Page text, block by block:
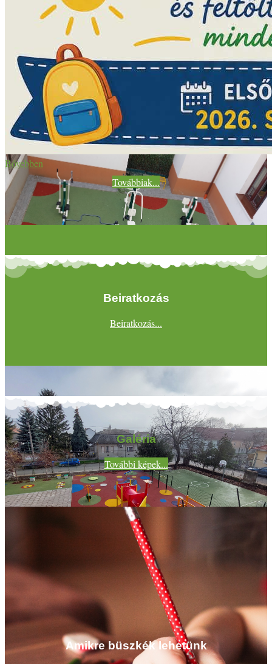
Bővebben
Továbbiak...
Beiratkozás
Beiratkozás...
Galéria
További képek...
Amikre büszkék lehetünk